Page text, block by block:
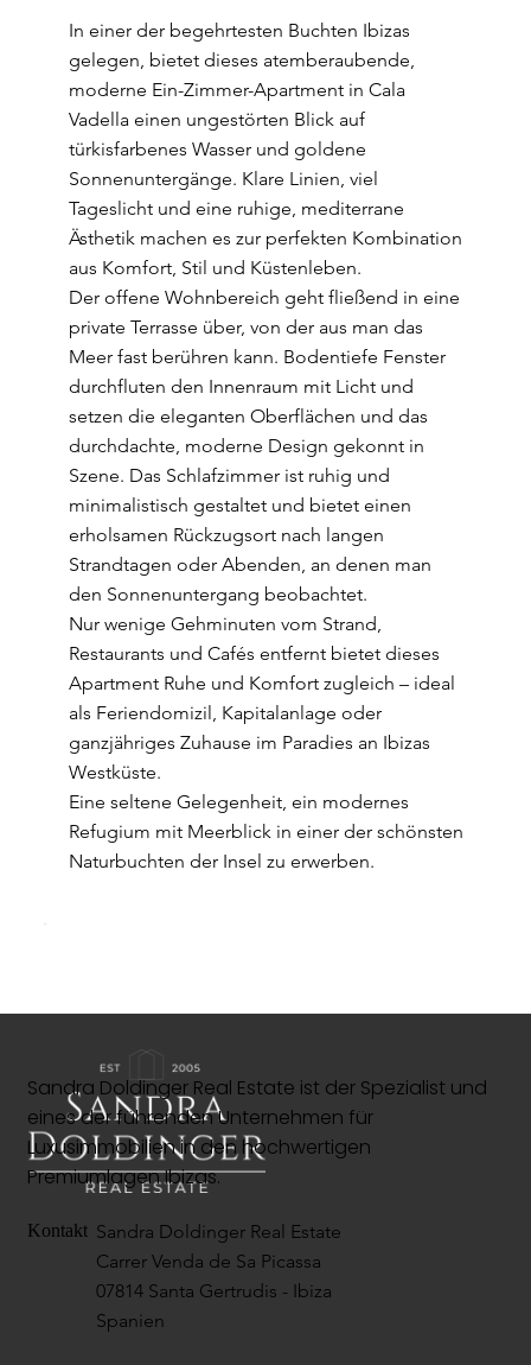
In einer der begehrtesten Buchten Ibizas
gelegen, bietet dieses atemberaubende,
moderne Ein-Zimmer-Apartment in Cala
Vadella einen ungestörten Blick auf
türkisfarbenes Wasser und goldene
Sonnenuntergänge. Klare Linien, viel
Tageslicht und eine ruhige, mediterrane
Ästhetik machen es zur perfekten Kombination
aus Komfort, Stil und Küstenleben.
Der offene Wohnbereich geht fließend in eine
private Terrasse über, von der aus man das
Meer fast berühren kann. Bodentiefe Fenster
durchfluten den Innenraum mit Licht und
setzen die eleganten Oberflächen und das
durchdachte, moderne Design gekonnt in
Szene. Das Schlafzimmer ist ruhig und
minimalistisch gestaltet und bietet einen
erholsamen Rückzugsort nach langen
Strandtagen oder Abenden, an denen man
den Sonnenuntergang beobachtet.
Nur wenige Gehminuten vom Strand,
Restaurants und Cafés entfernt bietet dieses
Apartment Ruhe und Komfort zugleich – ideal
als Feriendomizil, Kapitalanlage oder
ganzjähriges Zuhause im Paradies an Ibizas
Westküste.
Eine seltene Gelegenheit, ein modernes
Refugium mit Meerblick in einer der schönsten
Naturbuchten der Insel zu erwerben.
Sandra Doldinger Real Estate ist der Spezialist und
eines der führenden Unternehmen für
Luxusimmobilien in den hochwertigen
Premiumlagen Ibizas.
Kontakt Sandra Doldinger Real Estate
Carrer Venda de Sa Picassa
07814 Santa Gertrudis - Ibiza
Spanien